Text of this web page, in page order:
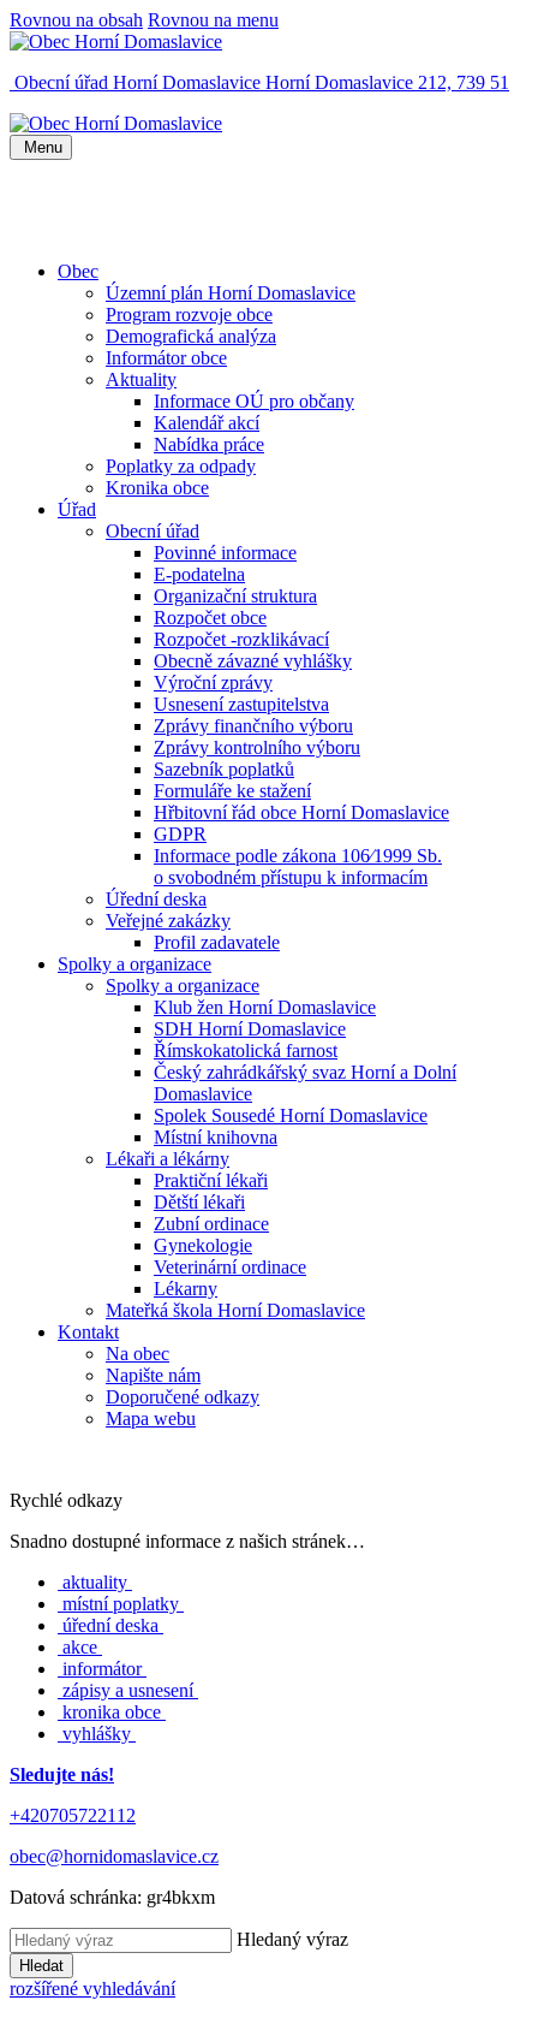
Rovnou na obsah Rovnou na menu
Obecní úřad Horní Domaslavice Horní Domaslavice 212, 739 51
Menu
Obec
Územní plán Horní Domaslavice
Program rozvoje obce
Demografická analýza
Informátor obce
Aktuality
Informace OÚ pro občany
Kalendář akcí
Nabídka práce
Poplatky za odpady
Kronika obce
Úřad
Obecní úřad
Povinné informace
E-podatelna
Organizační struktura
Rozpočet obce
Rozpočet -rozklikávací
Obecně závazné vyhlášky
Výroční zprávy
Usnesení zastupitelstva
Zprávy finančního výboru
Zprávy kontrolního výboru
Sazebník poplatků
Formuláře ke stažení
Hřbitovní řád obce Horní Domaslavice
GDPR
Informace podle zákona 106⁄1999 Sb.
o svobodném přístupu k informacím
Úřední deska
Veřejné zakázky
Profil zadavatele
Spolky a organizace
Spolky a organizace
Klub žen Horní Domaslavice
SDH Horní Domaslavice
Římskokatolická farnost
Český zahrádkářský svaz Horní a Dolní
Domaslavice
Spolek Sousedé Horní Domaslavice
Místní knihovna
Lékaři a lékárny
Praktiční lékaři
Dětští lékaři
Zubní ordinace
Gynekologie
Veterinární ordinace
Lékarny
Mateřká škola Horní Domaslavice
Kontakt
Na obec
Napište nám
Doporučené odkazy
Mapa webu
Rychlé odkazy
Snadno dostupné informace z našich stránek…
aktuality
místní poplatky
úřední deska
akce
informátor
zápisy a usnesení
kronika obce
vyhlášky
Sledujte nás!
+420705722112
obec@hornidomaslavice.cz
Datová schránka: gr4bkxm
Hledaný výraz
Hledat
rozšířené vyhledávání